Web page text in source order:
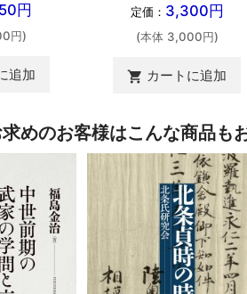
円
円)
追加
定価： 3,300円
(本体 3,000円)
shopping_cart カートに追加
めのお客様はこんな商品も